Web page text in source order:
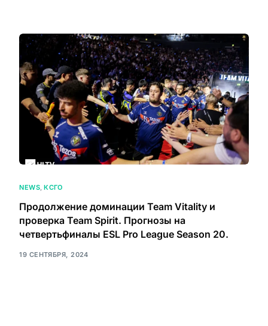
NEWS,КСГО
Продолжение доминации Team Vitality и
проверка Team Spirit. Прогнозы на
четвертьфиналы ESL Pro League Season 20.
19 СЕНТЯБРЯ, 2024